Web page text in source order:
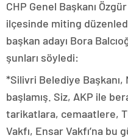
CHP Genel Başkanı
ilçesinde miting
başkan adayı Bora
şunları söyledi:
*Silivri Belediye Başkanı,
başlamış. Siz, AKP ile
tarikatlara, cemaatlere,
Vakfı, Ensar Vakfı’na bu